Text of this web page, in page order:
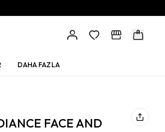
DAHA FAZLA
FACE AND